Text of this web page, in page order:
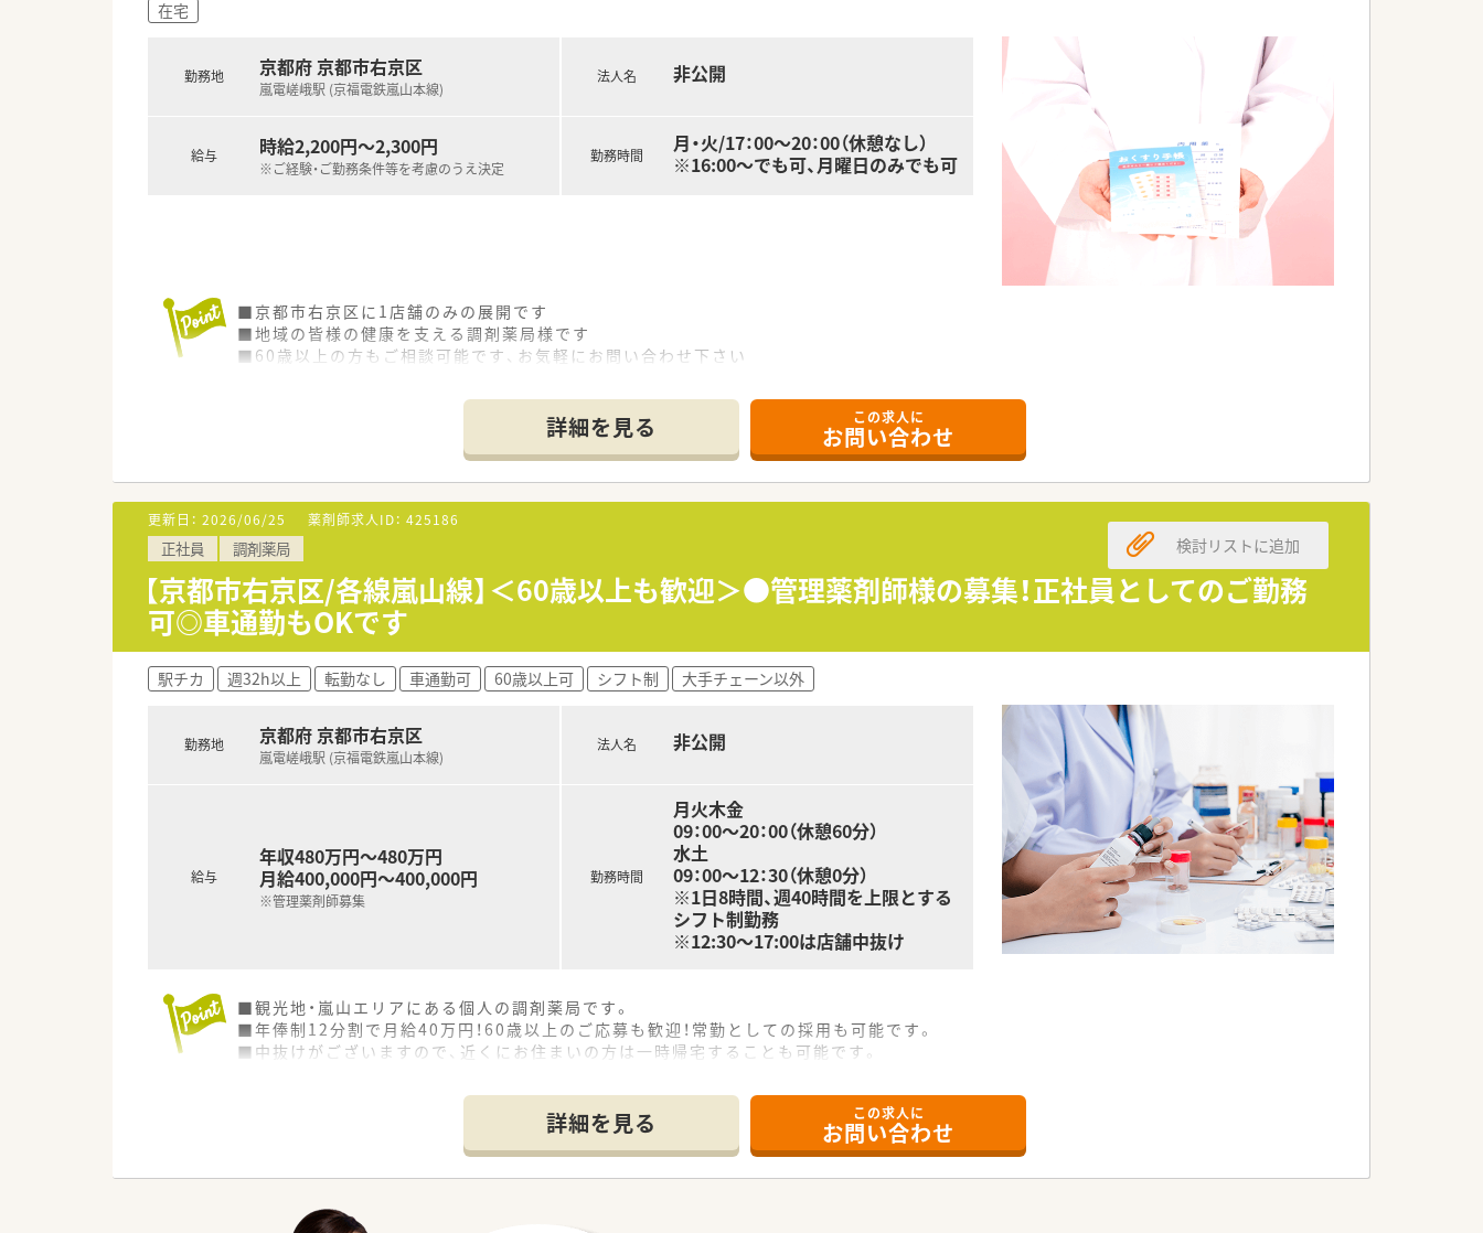
在宅
勤務地 京都府 京都市右京区
嵐電嵯峨駅 (京福電鉄嵐山本線)
給与 時給2,200円～2,300円
※ご経験・ご勤務条件等を考慮のうえ決定
法人名 非公開
勤務時間
月・火/17：00～20：00（休憩なし）
※16:00～でも可、月曜日のみでも可
■京都市右京区に1店舗のみの展開です
■地域の皆様の健康を支える調剤薬局様です
■60歳以上の方もご相談可能です、お気軽にお問い合わせ下さい
詳細を見る この求人に
お問い合わせ
更新日： 2026/06/25 薬剤師求人ID： 425186
正社員 調剤薬局
【京都市右京区/各線嵐山線】＜60歳以上も歓迎＞●管理薬剤師様の募集！正社員としてのご勤務
可◎車通勤もOKです
検討リストに追加
駅チカ 週32h以上 転勤なし 車通勤可 60歳以上可 シフト制 大手チェーン以外
勤務地 京都府 京都市右京区
嵐電嵯峨駅 (京福電鉄嵐山本線)
給与
年収480万円～480万円
月給400,000円～400,000円
※管理薬剤師募集
法人名 非公開
勤務時間
月火木金
09：00～20：00（休憩60分）
水土
09：00～12：30（休憩0分）
※1日8時間、週40時間を上限とする
シフト制勤務
※12:30～17:00は店舗中抜け
■観光地・嵐山エリアにある個人の調剤薬局です。
■年俸制12分割で月給40万円！60歳以上のご応募も歓迎！常勤としての採用も可能です。
■中抜けがございますので、近くにお住まいの方は一時帰宅することも可能です。
■管理薬剤師様の後任枠としての募集となります。ご経験のある方、ご応募お待ちしております。
詳細を見る この求人に
お問い合わせ